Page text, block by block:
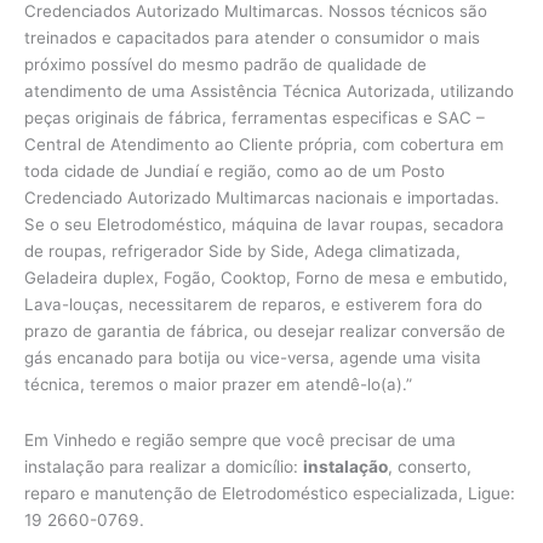
Credenciados Autorizado Multimarcas. Nossos técnicos são
treinados e capacitados para atender o consumidor o mais
próximo possível do mesmo padrão de qualidade de
atendimento de uma Assistência Técnica Autorizada, utilizando
peças originais de fábrica, ferramentas especificas e SAC –
Central de Atendimento ao Cliente própria, com cobertura em
toda cidade de Jundiaí e região, como ao de um Posto
Credenciado Autorizado Multimarcas nacionais e importadas.
Se o seu Eletrodoméstico, máquina de lavar roupas, secadora
de roupas, refrigerador Side by Side, Adega climatizada,
Geladeira duplex, Fogão, Cooktop, Forno de mesa e embutido,
Lava-louças, necessitarem de reparos, e estiverem fora do
prazo de garantia de fábrica, ou desejar realizar conversão de
gás encanado para botija ou vice-versa, agende uma visita
técnica, teremos o maior prazer em atendê-lo(a).”
Em Vinhedo e região sempre que você precisar de uma
instalação para realizar a domicílio: instalação, conserto,
reparo e manutenção de Eletrodoméstico especializada, Ligue:
19 2660-0769.